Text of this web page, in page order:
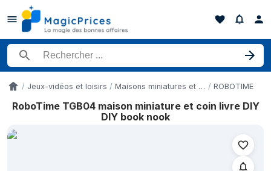
Rechercher un produit
AccueilJeux-vidéos et loisirs Maisons miniatures et coins livres DIY ROBOTIME
RoboTime TGB04 maison miniature et coin livre DIY
DIY book nook
Historique des prix de RoboTime TGB04 maison miniature et
Date
22 mai 2026